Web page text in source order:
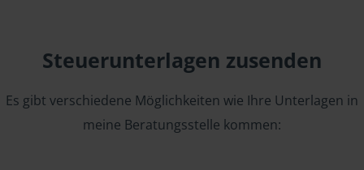
Steuerunterlagen zusenden
Es gibt verschiedene Möglichkeiten wie Ihre Unterlagen in
meine Beratungsstelle kommen: